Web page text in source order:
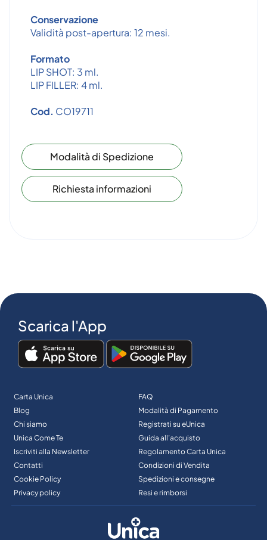
Conservazione
Validità post-apertura: 12 mesi.
Formato
LIP SHOT: 3 ml.
LIP FILLER: 4 ml.
Cod. CO19711
Modalità di Spedizione
Richiesta informazioni
Scarica l'App
Carta Unica
Blog
Chi siamo
Unica Come Te
Iscriviti alla Newsletter
Contatti
Cookie Policy
Privacy policy
FAQ
Modalità di Pagamento
Registrati su eUnica
Guida all’acquisto
Regolamento Carta Unica
Condizioni di Vendita
Spedizioni e consegne
Resi e rimborsi